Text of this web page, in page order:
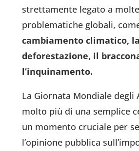
strettamente legato a molte
problematiche globali,
cambiamento climatico, la
deforestazione, il
l’inquinamento.
La Giornata Mondiale degli
molto più di una semplice
un momento cruciale per
l’opinione pubblica